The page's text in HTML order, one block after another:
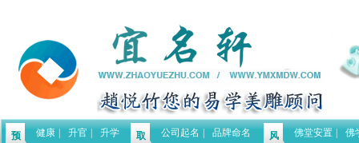
预
健康 升官
升学
取
公司起名
品牌命名
风
佛堂安置
佛